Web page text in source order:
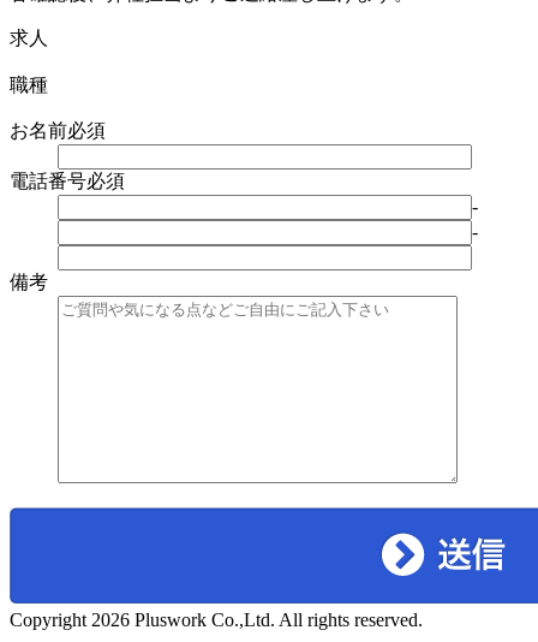
求人
職種
お名前必須
電話番号必須
-
-
備考
Copyright 2026 Pluswork Co.,Ltd. All rights reserved.